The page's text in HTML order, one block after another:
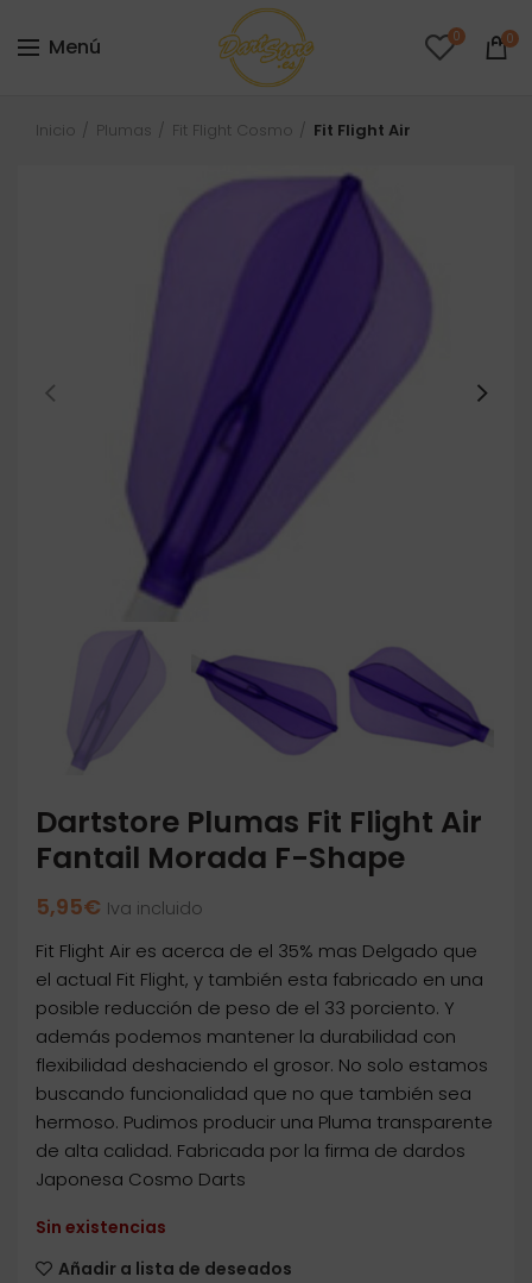
Menú 0 0
Inicio Plumas Fit Flight Cosmo Fit Flight Air
Dartstore Plumas Fit Flight Air
Fantail Morada F-Shape
5,95€ Iva incluido
Fit Flight Air es acerca de el 35% mas Delgado que
el actual Fit Flight, y también esta fabricado en una
posible reducción de peso de el 33 porciento. Y
además podemos mantener la durabilidad con
flexibilidad deshaciendo el grosor. No solo estamos
buscando funcionalidad que no que también sea
hermoso. Pudimos producir una Pluma transparente
de alta calidad. Fabricada por la firma de dardos
Japonesa Cosmo Darts
Sin existencias
Añadir a lista de deseados